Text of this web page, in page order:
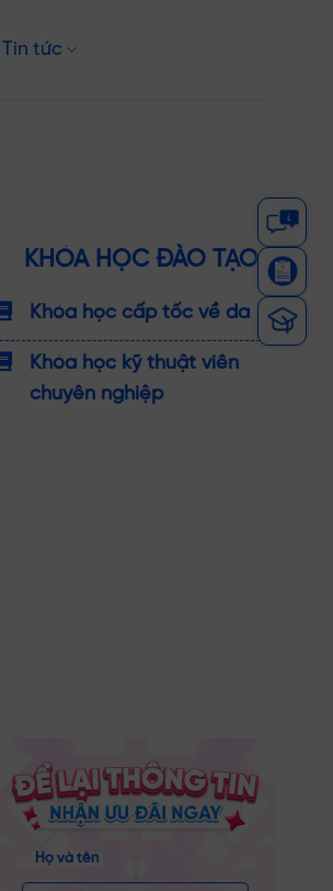
Tin tức
KHÓA HỌC ĐÀO TẠO
Khóa học cấp tốc về da
Khóa học kỹ thuật viên
chuyên nghiệp
Họ và tên